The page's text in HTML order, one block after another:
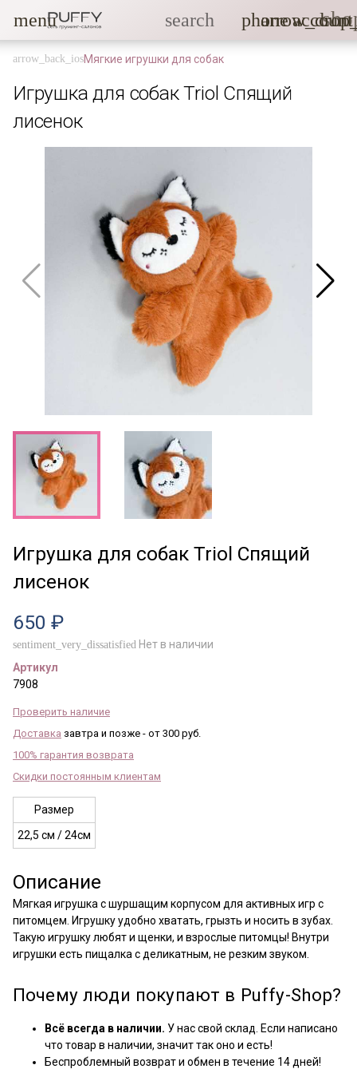
menu search phone
Мягкие игрушки для собак
Игрушка для собак Triol Спящий
лисенок
Игрушка для собак Triol Спящий
лисенок
650 ₽
sentiment_very_dissatisfied Нет в наличии
Артикул
7908
Проверить наличие
Доставка завтра и позже - от 300 руб.
100% гарантия возврата
Скидки постоянным клиентам
Размер
22,5 см / 24см
Описание
Мягкая игрушка с шуршащим корпусом для активных игр с
питомцем. Игрушку удобно хватать, грызть и носить в зубах.
Такую игрушку любят и щенки, и взрослые питомцы! Внутри
игрушки есть пищалка с деликатным, не резким звуком.
Почему люди покупают в Puffy-Shop?
Всё всегда в наличии. У нас свой склад. Если написано
что товар в наличии, значит так оно и есть!
Беспроблемный возврат и обмен в течение 14 дней!